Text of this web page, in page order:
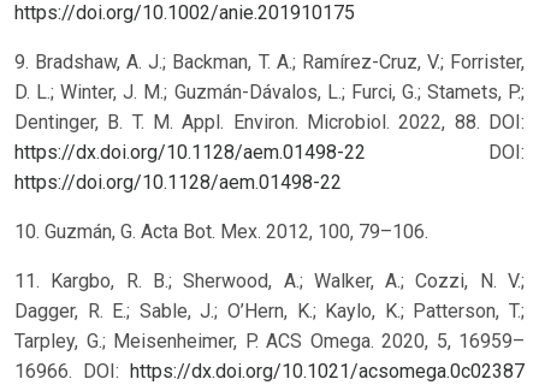
https://doi.org/10.1002/anie.201910175
9. Bradshaw, A. J.; Backman, T. A.; Ramírez-Cruz, V.; Forrister,
D. L.; Winter, J. M.; Guzmán-Dávalos, L.; Furci, G.; Stamets, P.;
Dentinger, B. T. M. Appl. Environ. Microbiol. 2022, 88. DOI:
https://dx.doi.org/10.1128/aem.01498-22
DOI:
https://doi.org/10.1128/aem.01498-22
10. Guzmán, G. Acta Bot. Mex. 2012, 100, 79–106.
11. Kargbo, R. B.; Sherwood, A.; Walker, A.; Cozzi, N. V.;
Dagger, R. E.; Sable, J.; O’Hern, K.; Kaylo, K.; Patterson, T.;
Tarpley, G.; Meisenheimer, P. ACS Omega. 2020, 5, 16959–
16966. DOI: https://dx.doi.org/10.1021/acsomega.0c02387